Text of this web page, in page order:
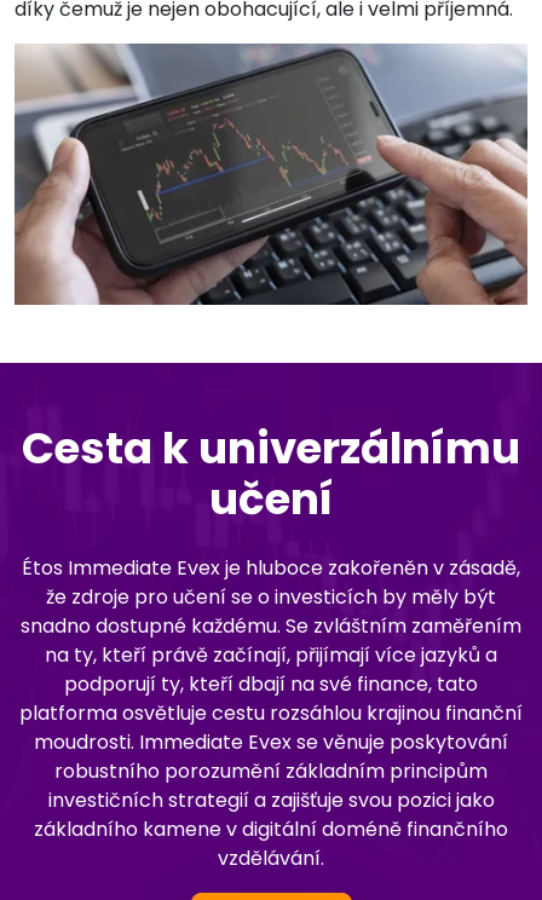
díky čemuž je nejen obohacující, ale i velmi příjemná.
Cesta k univerzálnímu
učení
Étos Immediate Evex je hluboce zakořeněn v zásadě,
že zdroje pro učení se o investicích by měly být
snadno dostupné každému. Se zvláštním zaměřením
na ty, kteří právě začínají, přijímají více jazyků a
podporují ty, kteří dbají na své finance, tato
platforma osvětluje cestu rozsáhlou krajinou finanční
moudrosti. Immediate Evex se věnuje poskytování
robustního porozumění základním principům
investičních strategií a zajišťuje svou pozici jako
základního kamene v digitální doméně finančního
vzdělávání.